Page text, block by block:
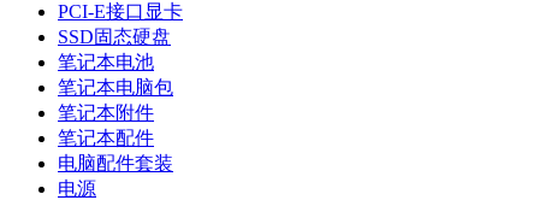
PCI-E接口显卡
SSD固态硬盘
笔记本电池
笔记本电脑包
笔记本附件
笔记本配件
电脑配件套装
电源